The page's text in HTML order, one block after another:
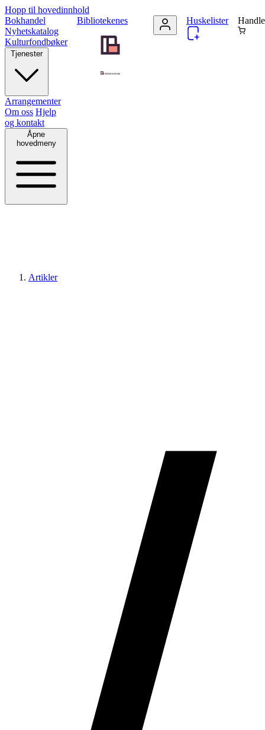
Hopp til hovedinnhold
Bibliotekenes
Bokhandel
Nyhetskatalog
Kulturfondbøker
Tjenester
Arrangementer
Om oss Hjelp
og kontakt
Åpne
hovedmeny
Huskelister
Artikler